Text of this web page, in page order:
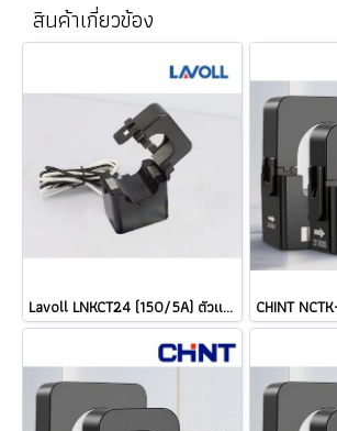
สินค้าเกี่ยวข้อง
Lavoll LNKCT24 (150/5A) ตัวแปลงกระแสแบบถอดประกบ Split Core Current Transformer (ขนาดสายสูงสุดที่คล้องได้ เบอร์ 150 Sq.mm) @ ราคา